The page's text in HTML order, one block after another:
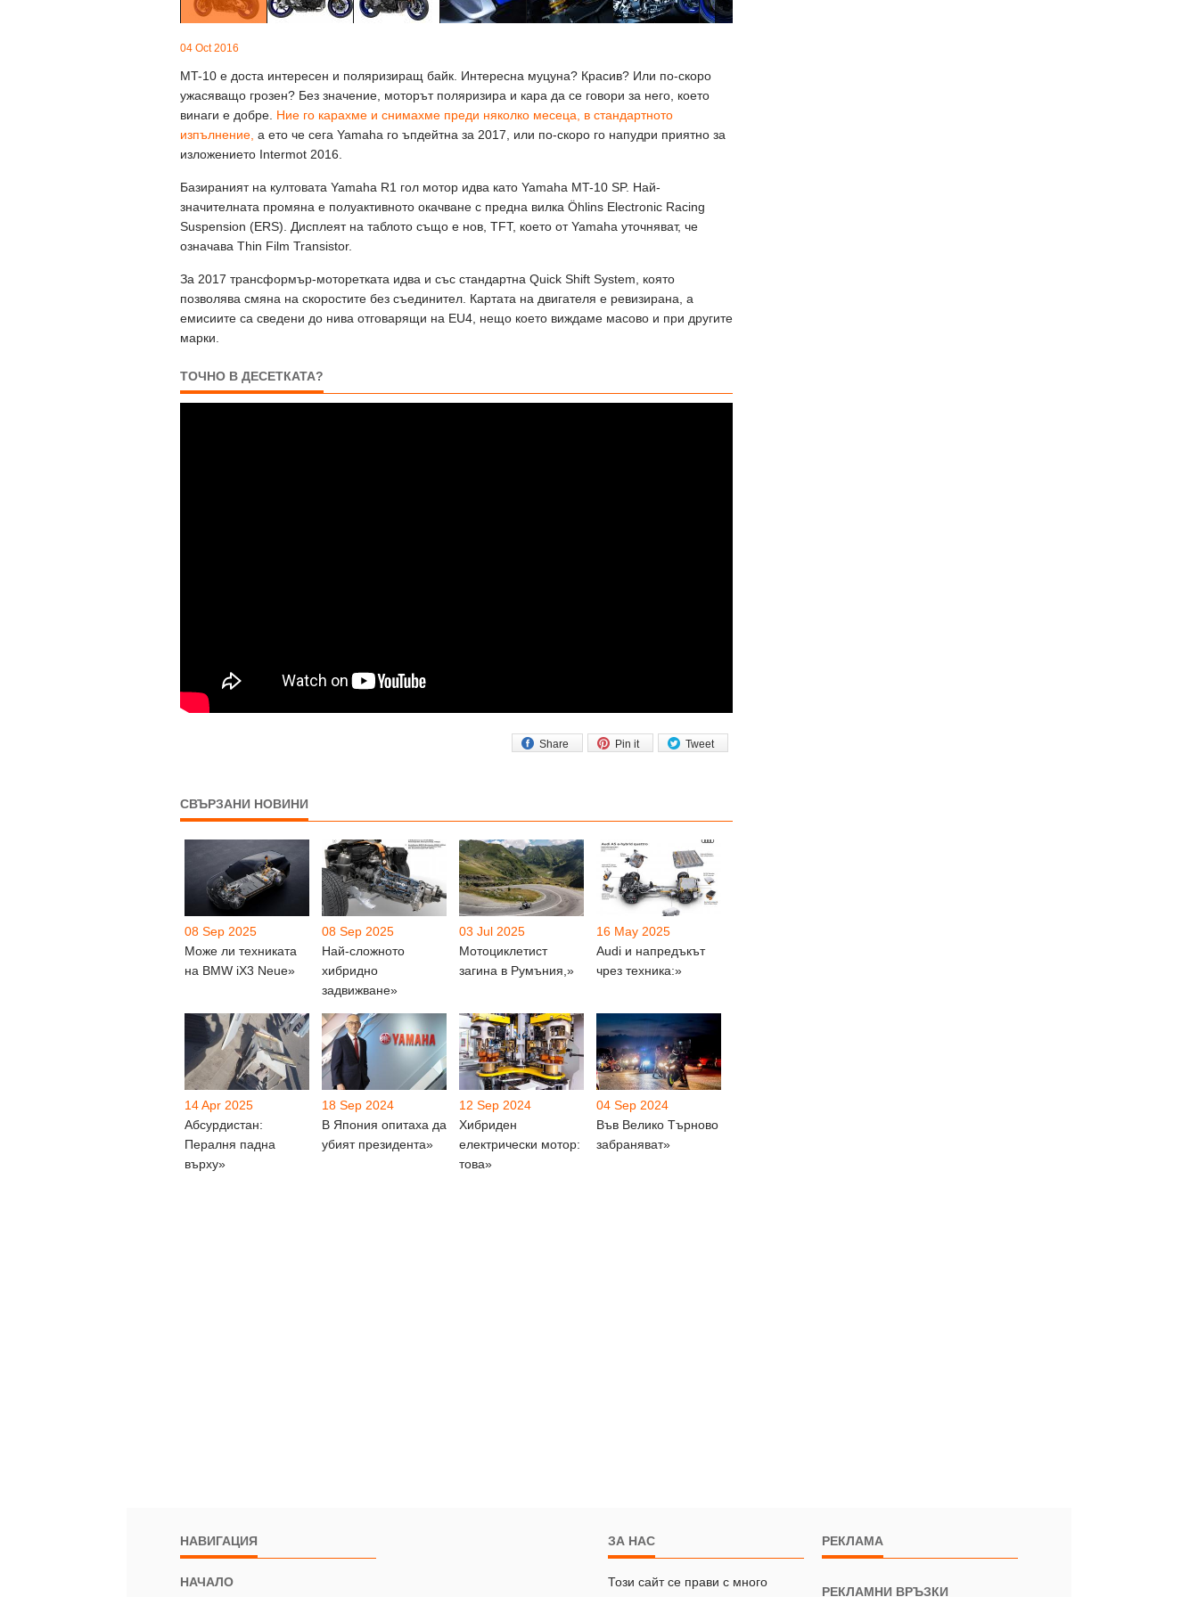
04 Oct 2016
MT-10 е доста интересен и поляризиращ байк. Интересна муцуна? Красив? Или по-скоро
ужасяващо грозен? Без значение, моторът поляризира и кара да се говори за него, което
винаги е добре. Ние го карахме и снимахме преди няколко месеца, в стандартното
изпълнение, а ето че сега Yamaha го ъпдейтна за 2017, или по-скоро го напудри приятно за
изложението Intermot 2016.
Базираният на култовата Yamaha R1 гол мотор идва като Yamaha MT-10 SP. Най-
значителната промяна е полуактивното окачване с предна вилка Öhlins Electronic Racing
Suspension (ERS). Дисплеят на таблото също е нов, TFT, което от Yamaha уточняват, че
означава Thin Film Transistor.
За 2017 трансформър-моторетката идва и със стандартна Quick Shift System, която
позволява смяна на скоростите без съединител. Картата на двигателя е ревизирана, а
емисиите са сведени до нива отговарящи на EU4, нещо което виждаме масово и при другите
марки.
ТОЧНО В ДЕСЕТКАТА?
Tweet
Pin it
Share
СВЪРЗАНИ НОВИНИ
08 Sep 2025
Може ли техниката
на BMW iX3 Neue»
08 Sep 2025
Най-сложното
хибридно
задвижване»
03 Jul 2025
Мотоциклетист
загина в Румъния,»
16 May 2025
Audi и напредъкът
чрез техника:»
14 Apr 2025
Абсурдистан:
Пералня падна
върху»
18 Sep 2024
В Япония опитаха да
убият президента»
12 Sep 2024
Хибриден
електрически мотор:
това»
04 Sep 2024
Във Велико Търново
забраняват»
НАВИГАЦИЯ
НАЧАЛО
ЗА НАС
Този сайт се прави с много
РЕКЛАМА
РЕКЛАМНИ ВРЪЗКИ